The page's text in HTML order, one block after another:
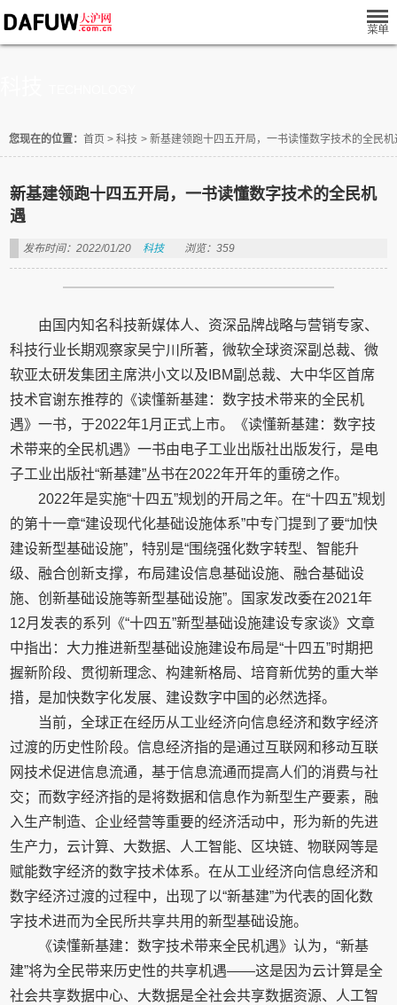
您现在的位置： 首页 > 科技 > 新基建领跑十四五开局，一书读懂数字技术的全民机
新基建领跑十四五开局，一书读懂数字技术的全民机
遇
发布时间：2022/01/20 科技 浏览：359
由国内知名科技新媒体人、资深品牌战略与营销专家、
科技行业长期观察家吴宁川所著，微软全球资深副总裁、微
软亚太研发集团主席洪小文以及IBM副总裁、大中华区首席
技术官谢东推荐的《读懂新基建：数字技术带来的全民机
遇》一书，于2022年1月正式上市。《读懂新基建：数字技
术带来的全民机遇》一书由电子工业出版社出版发行，是电
子工业出版社“新基建”丛书在2022年开年的重磅之作。
2022年是实施“十四五”规划的开局之年。在“十四五”规划
的第十一章“建设现代化基础设施体系”中专门提到了要“加快
建设新型基础设施”，特别是“围绕强化数字转型、智能升
级、融合创新支撑，布局建设信息基础设施、融合基础设
施、创新基础设施等新型基础设施”。国家发改委在2021年
12月发表的系列《“十四五”新型基础设施建设专家谈》文章
中指出：大力推进新型基础设施建设布局是“十四五”时期把
握新阶段、贯彻新理念、构建新格局、培育新优势的重大举
措，是加快数字化发展、建设数字中国的必然选择。
当前，全球正在经历从工业经济向信息经济和数字经济
过渡的历史性阶段。信息经济指的是通过互联网和移动互联
网技术促进信息流通，基于信息流通而提高人们的消费与社
交；而数字经济指的是将数据和信息作为新型生产要素，融
入生产制造、企业经营等重要的经济活动中，形为新的先进
生产力，云计算、大数据、人工智能、区块链、物联网等是
赋能数字经济的数字技术体系。在从工业经济向信息经济和
数字经济过渡的过程中，出现了以“新基建”为代表的固化数
字技术进而为全民所共享共用的新型基础设施。
《读懂新基建：数字技术带来全民机遇》认为，“新基
建”将为全民带来历史性的共享机遇——这是因为云计算是全
社会共享数据中心、大数据是全社会共享数据资源、人工智